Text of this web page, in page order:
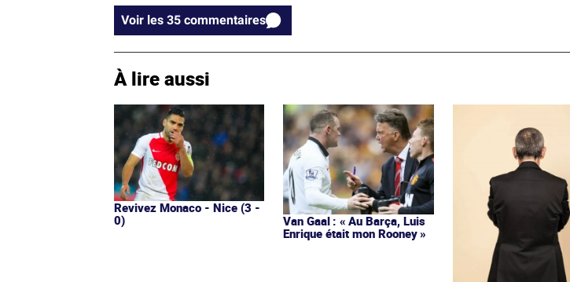
Voir les 35 commentaires
À lire aussi
Revivez Monaco - Nice (3 -
0)
Van Gaal : « Au Barça, Luis
Enrique était mon Rooney »